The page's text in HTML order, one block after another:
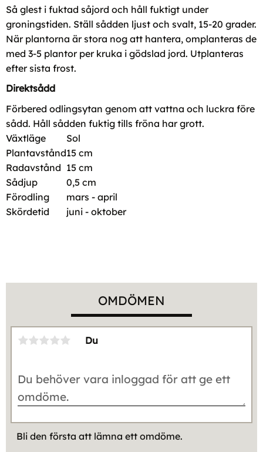
Så glest i fuktad såjord och håll fuktigt under
groningstiden. Ställ sådden ljust och svalt, 15-20 grader.
När plantorna är stora nog att hantera, omplanteras de
med 3-5 plantor per kruka i gödslad jord. Utplanteras
efter sista frost.
Direktsådd
Förbered odlingsytan genom att vattna och luckra före
sådd. Håll sådden fuktig tills fröna har grott.
Växtläge
Sol
Plantavstånd15 cm
Radavstånd 15 cm
Sådjup
0,5 cm
Förodling
mars - april
Skördetid
juni - oktober
OMDÖMEN
Du
Bli den första att lämna ett omdöme.